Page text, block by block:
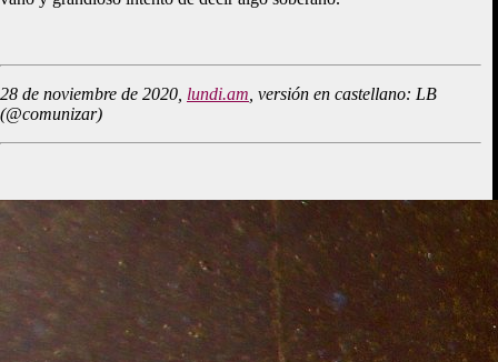
28 de noviembre de 2020, lundi.am , versión en castellano: LB
(@comunizar)